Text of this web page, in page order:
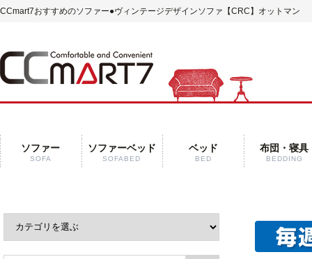
CCmart7おすすめのソファー●ヴィンテージデザインソファ【CRC】オットマン
ソファー
SOFA
ソファーベッド
SOFABED
ベッド
BED
布団・寝具
BEDDING